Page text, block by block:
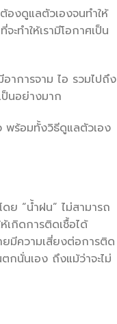
องดูแลตัวเองจนทำให้
ทำให้เรามีโอกาศเป็น
าการจาม ไอ รวมไปถึง
ป็นอย่างมาก
พร้อมทั้งวิธีดูแลตัวเอง
ดย “น้ำฝน” ไม่สามารถ
เกิดการติดเชื้อได้
มีความเสี่ยงต่อการติด
กนั่นเอง ถึงแม้ว่าจะไม่